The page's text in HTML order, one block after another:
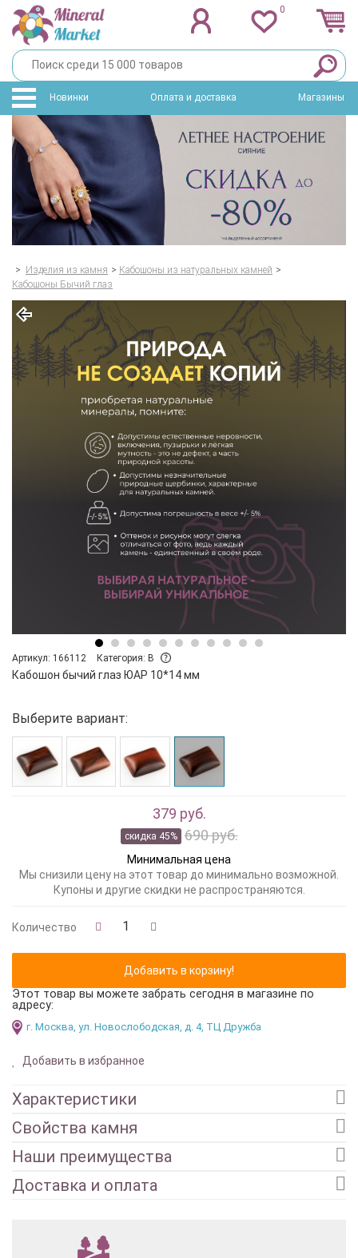
0
Новинки Оплата и доставка Магазины
> Изделия из камня > Кабошоны из натуральных камней >
Кабошоны Бычий глаз
Артикул: 166112 Категория: B
Кабошон бычий глаз ЮАР 10*14 мм
Выберите вариант:
379 руб.
скидка 45% 690 руб.
Минимальная цена
Мы снизили цену на этот товар до минимально возможной.
Купоны и другие скидки не распространяются.
Количество
Этот товар вы можете забрать сегодня в магазине по
адресу:
г. Москва, ул. Новослободская, д. 4, ТЦ Дружба
Добавить в избранное
Характеристики
Свойства камня
Наши преимущества
Доставка и оплата